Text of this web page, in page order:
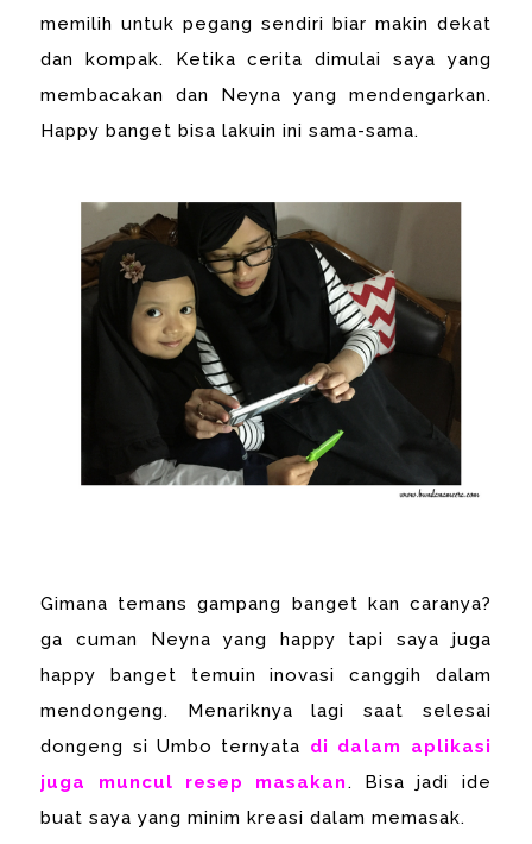
memilih untuk pegang sendiri biar makin dekat
dan kompak. Ketika cerita dimulai saya yang
membacakan dan Neyna yang mendengarkan.
Happy banget bisa lakuin ini sama-sama.
Gimana temans gampang banget kan caranya?
ga cuman Neyna yang happy tapi saya juga
happy banget temuin inovasi canggih dalam
mendongeng. Menariknya lagi saat selesai
dongeng si Umbo ternyata di dalam aplikasi
juga muncul resep masakan. Bisa jadi ide
buat saya yang minim kreasi dalam memasak.